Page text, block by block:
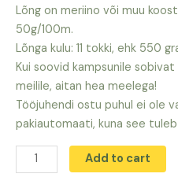
Lõng on meriino või muu
50g/100m.
Lõnga kulu: 11 tokki, ehk 550
Kui soovid kampsunile
meilile, aitan hea meelega!
Tööjuhendi ostu puhul ei ole
pakiautomaati, kuna see
Laste
kampsun
Add to cart